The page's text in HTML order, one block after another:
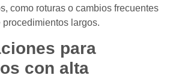
como roturas o cambios frecuentes
largos.
para
con alta